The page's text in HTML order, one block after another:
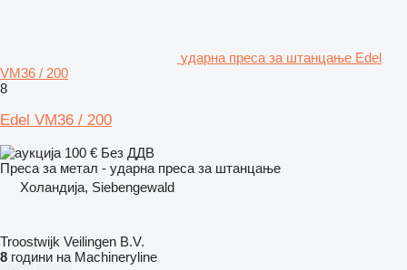
ударна преса за штанцање Edel
VM36 / 200
8
Edel VM36 / 200
100 € Без ДДВ
Преса за метал - ударна преса за штанцање
Холандија, Siebengewald
Troostwijk Veilingen B.V.
8 години на Machineryline